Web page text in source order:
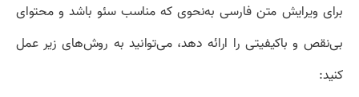
برای ویرایش متن فارسی به‌نحوی که مناسب سئو باشد و محتوای
بی‌نقص و باکیفیتی را ارائه دهد، می‌توانید به روش‌های زیر عمل
کنید: